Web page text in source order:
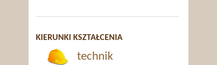
KIERUNKI KSZTAŁCENIA
technik